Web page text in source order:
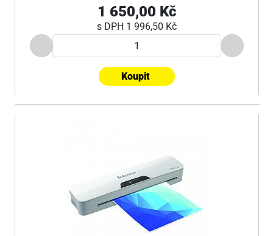
1 650,00 Kč
s DPH 1 996,50 Kč
Koupit